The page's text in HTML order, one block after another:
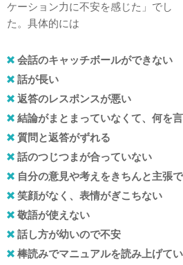
ケーション力に不安を感じた」でし
た。具体的には
会話のキャッチボールができない
話が長い
返答のレスポンスが悪い
結論がまとまっていなくて、何を
質問と返答がずれる
話のつじつまが合っていない
自分の意見や考えをきちんと主張
笑顔がなく、表情がぎこちない
敬語が使えない
話し方が幼いので不安
棒読みでマニュアルを読み上げて